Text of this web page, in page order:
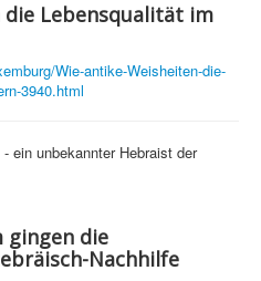
Lebensqualität im
Wie-antike-Weisheiten-die-
3940.html
ein unbekannter Hebraist der
gingen die
Nachhilfe